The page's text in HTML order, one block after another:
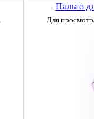
Пальто
Для